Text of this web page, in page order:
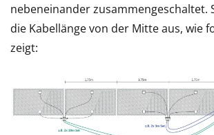
nebeneinander zusammengeschaltet.
die Kabellänge von der Mitte aus, wie
zeigt: